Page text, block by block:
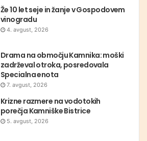
Že 10 let seje in žanje v Gospodovem
vinogradu
4. avgust, 2026
Drama na območju Kamnika: moški
zadrževal otroka, posredovala
Specialna enota
7. avgust, 2026
Krizne razmere na vodotokih
porečja Kamniške Bistrice
5. avgust, 2026